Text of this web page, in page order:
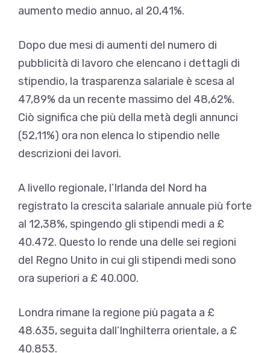
aumento medio annuo, al 20,41%.
Dopo due mesi di aumenti del numero di
pubblicità di lavoro che elencano i dettagli di
stipendio, la trasparenza salariale è scesa al
47,89% da un recente massimo del 48,62%.
Ciò significa che più della metà degli annunci
(52,11%) ora non elenca lo stipendio nelle
descrizioni dei lavori.
A livello regionale, l’Irlanda del Nord ha
registrato la crescita salariale annuale più forte
al 12,38%, spingendo gli stipendi medi a £
40.472. Questo lo rende una delle sei regioni
del Regno Unito in cui gli stipendi medi sono
ora superiori a £ 40.000.
Londra rimane la regione più pagata a £
48.635, seguita dall’Inghilterra orientale, a £
40.853.